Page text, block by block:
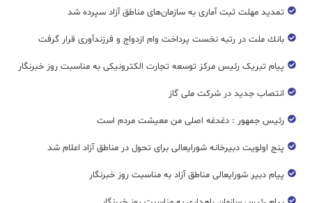
تمدید مهلت ثبت آماری به سازمان‌های مناطق آزاد سپرده شد
بانك ملت در رتبه نخست پرداخت وام ازدواج و فرزندآوری قرار گرفت
پیام تبریک رئیس مرکز توسعه تجارت الکترونیکی به مناسبت روز خبرنگار
انتصاب جدید در شرکت ملی گاز
رئیس جمهور : دغدغه اصلی من معیشت مردم است
پنج اولویت دبیرخانه شورایعالی برای تحول در مناطق آزاد اعلام شد
پیام دبیر شورایعالی مناطق آزاد به مناسبت روز خبرنگار